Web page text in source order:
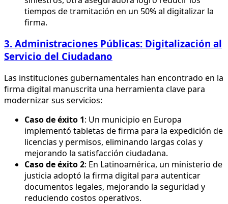
tiempos de tramitación en un 50% al digitalizar la
firma.
3. Administraciones Públicas: Digitalización al
Servicio del Ciudadano
Las instituciones gubernamentales han encontrado en la
firma digital manuscrita una herramienta clave para
modernizar sus servicios:
Caso de éxito 1: Un municipio en Europa
implementó tabletas de firma para la expedición de
licencias y permisos, eliminando largas colas y
mejorando la satisfacción ciudadana.
Caso de éxito 2: En Latinoamérica, un ministerio de
justicia adoptó la firma digital para autenticar
documentos legales, mejorando la seguridad y
reduciendo costos operativos.